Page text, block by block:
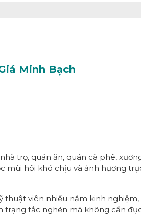
Minh Bạch
trọ, quán ăn, quán cà phê,
mùi hôi khó chịu và ảnh hưởng
thuật viên nhiều năm kinh nghiệm,
trạng tắc nghẽn mà không cần